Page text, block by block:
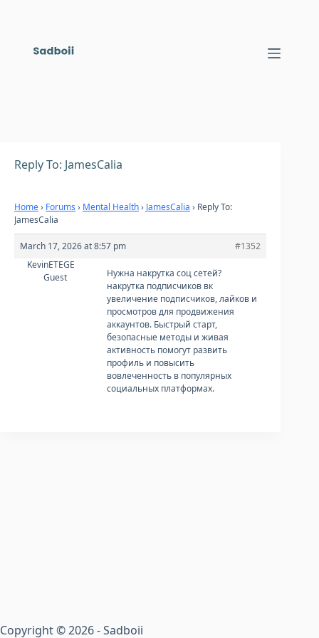
Reply To: JamesCalia
Home› Forums › Mental Health› JamesCalia › Reply To:
JamesCalia
March 17, 2026 at 8:57 pm
#1352
KevinETEGE
Guest
Нужна накрутка соц сетей?
накрутка подписчиков вк
увеличение подписчиков, лайков и
просмотров для продвижения
аккаунтов. Быстрый старт,
безопасные методы и живая
активность помогут развить
профиль и повысить
вовлеченность в популярных
социальных платформах.
Copyright © 2026 - Sadboii